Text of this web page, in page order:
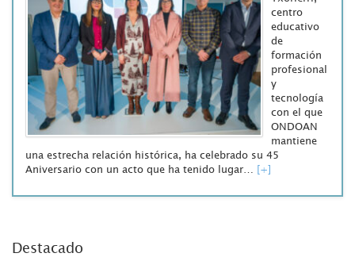
centro
educativo
de
formación
profesional
y
tecnología
con el que
ONDOAN
mantiene
una estrecha relación histórica, ha celebrado su 45
Aniversario con un acto que ha tenido lugar… [+]
Destacado